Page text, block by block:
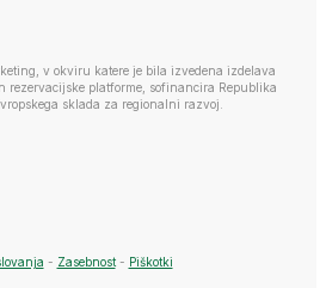
v okviru katere je bila izvedena izdelava
rezervacijske platforme, sofinancira Republika
sklada za regionalni razvoj.
- Zasebnost- Piškotki